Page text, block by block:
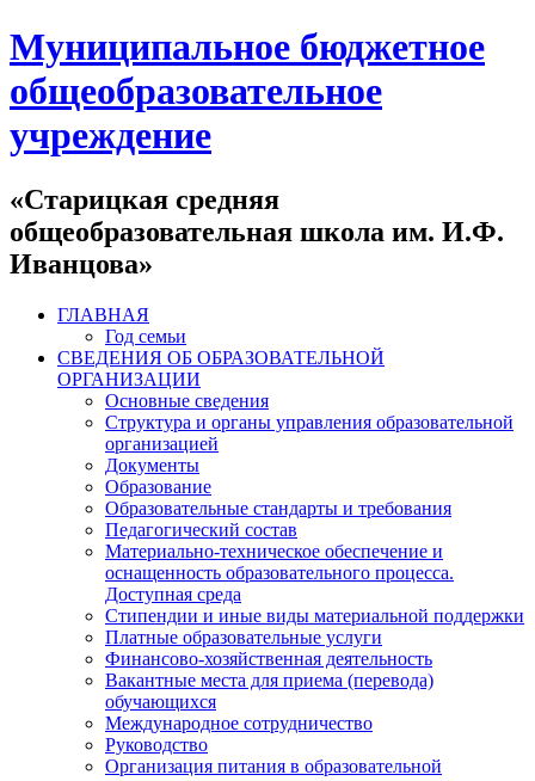
Муниципальное бюджетное
общеобразовательное
учреждение
«Старицкая средняя
общеобразовательная школа им. И.Ф.
Иванцова»
ГЛАВНАЯ
Год семьи
СВЕДЕНИЯ ОБ ОБРАЗОВАТЕЛЬНОЙ
ОРГАНИЗАЦИИ
Основные сведения
Структура и органы управления образовательной
организацией
Документы
Образование
Образовательные стандарты и требования
Педагогический состав
Материально-техническое обеспечение и
оснащенность образовательного процесса.
Доступная среда
Стипендии и иные виды материальной поддержки
Платные образовательные услуги
Финансово-хозяйственная деятельность
Вакантные места для приема (перевода)
обучающихся
Международное сотрудничество
Руководство
Организация питания в образовательной